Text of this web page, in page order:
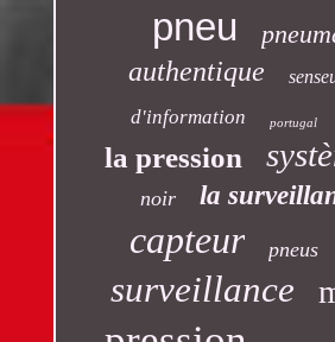
pneu
authentique
d'information portugal
la pression
noir la
capteur pneus
surveillance